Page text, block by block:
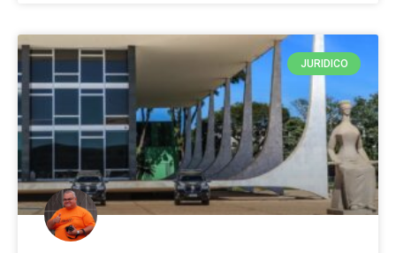
JURIDICO